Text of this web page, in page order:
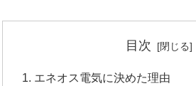
目次
エネオス電気に決めた理由